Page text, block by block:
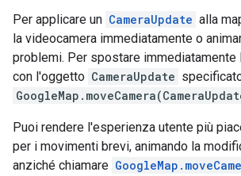
Per applicare un CameraUpdate alla
la videocamera immediatamente o
problemi. Per spostare immediatamente
con l'oggetto CameraUpdate
Puoi rendere l'esperienza utente più
per i movimenti brevi, animando la
anziché chiamare